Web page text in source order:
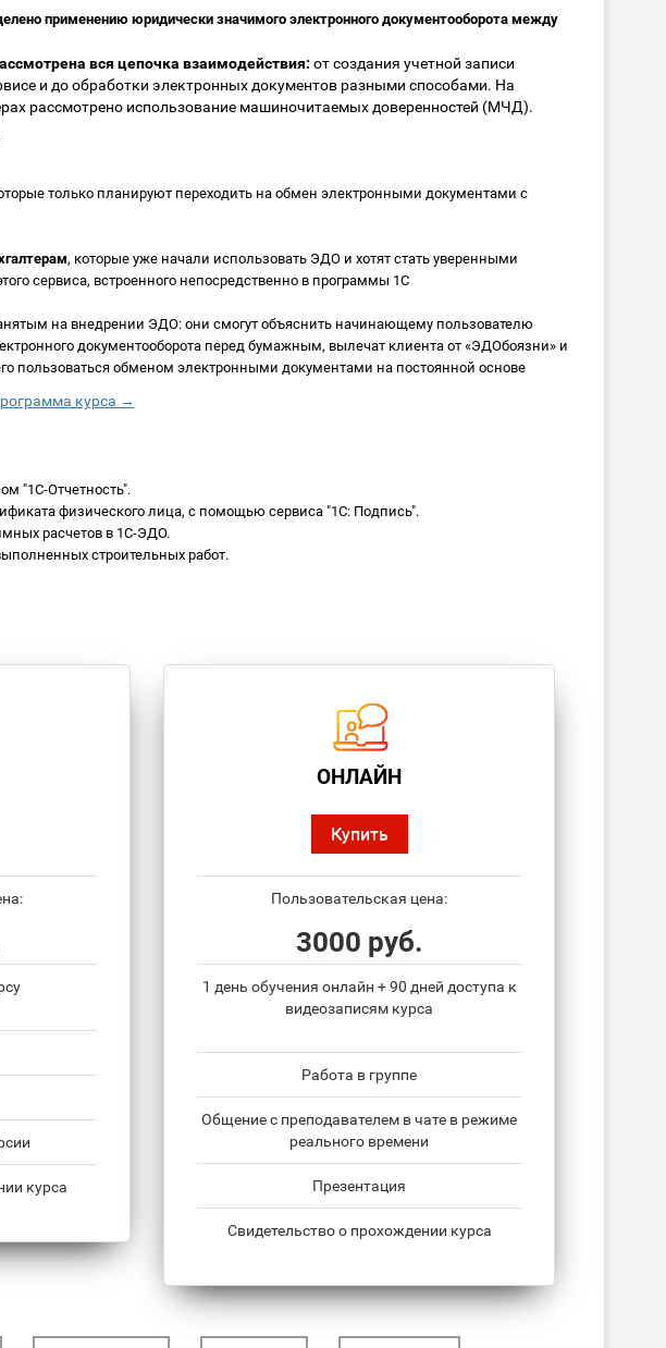
применению юридически значимого электронного документооборота между
вся цепочка взаимодействия: от создания учетной записи
и до обработки электронных документов разными способами. На
рассмотрено использование машиночитаемых доверенностей (МЧД).
только планируют переходить на обмен электронными документами с
, которые уже начали использовать ЭДО и хотят стать уверенными
сервиса, встроенного непосредственно в программы 1С
на внедрении ЭДО: они смогут объяснить начинающему пользователю
документооборота перед бумажным, вылечат клиента от «ЭДОбоязни» и
пользоваться обменом электронными документами на постоянной основе
курса →
"1С-Отчетность".
физического лица, с помощью сервиса "1С: Подпись".
расчетов в 1С-ЭДО.
строительных работ.
курса
ОНЛАЙН
Купить
Пользовательская цена:
3000 руб.
1 день обучения онлайн + 90 дней доступа к
видеозаписям курса
Работа в группе
Общение с преподавателем в чате в режиме
реального времени
Презентация
Свидетельство о прохождении курса